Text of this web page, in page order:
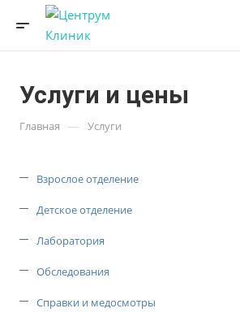
Услуги и цены
Главная — Услуги
Взрослое отделение
Детское отделение
Лаборатория
Обследования
Справки и медосмотры